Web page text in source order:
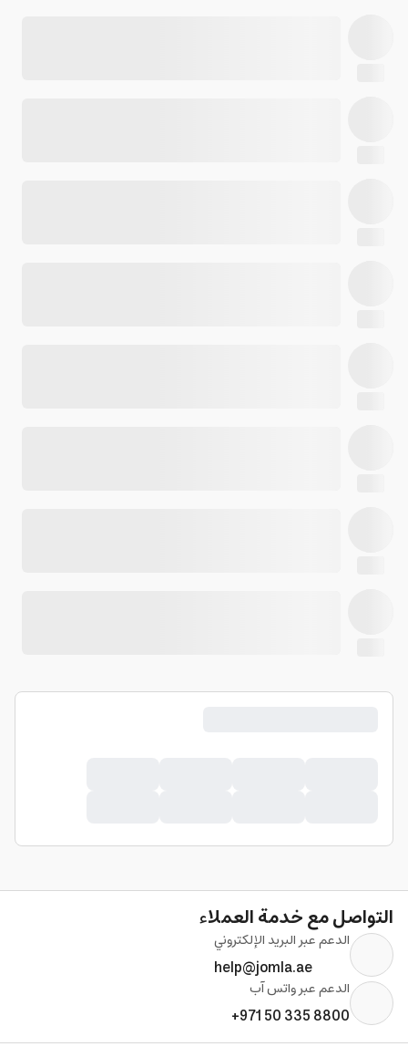
التواصل مع خدمة العملاء
الدعم عبر البريد الإلكتروني
help@jomla.ae
الدعم عبر واتس آب
+971 50 335 8800